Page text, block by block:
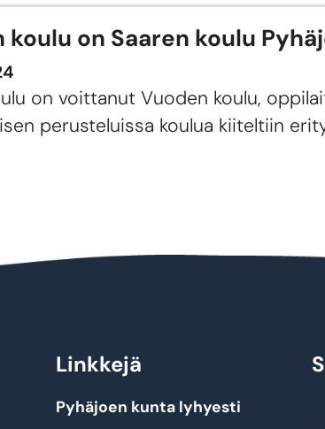
koulu on Saaren koulu
on voittanut Vuoden koulu,
perusteluissa koulua kiiteltiin
Linkkejä
Pyhäjoen kunta lyhyesti